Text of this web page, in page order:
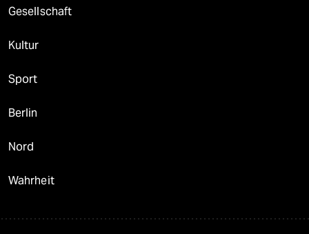
Gesellschaft
Kultur
Sport
Berlin
Nord
Wahrheit